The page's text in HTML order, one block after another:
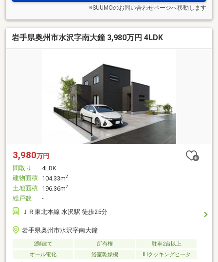
※SUUMOのお問い合わせページへ移動します
岩手県奥州市水沢字南大鐘 3,980万円 4LDK
3,980万円
間取り
4LDK
建物面積 104.33m2
土地面積 196.36m2
総戸数
-
ＪＲ東北本線 水沢駅 徒歩25分
岩手県奥州市水沢字南大鐘
2階建て 所有権
駐車2台以上
オール電化
浴室乾燥機 IHクッキングヒータ